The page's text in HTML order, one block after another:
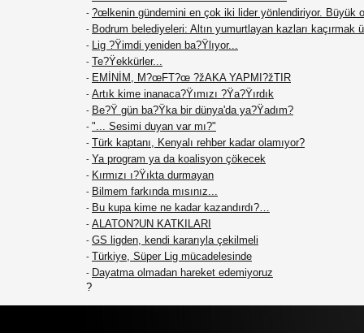
- ?œlkenin gündemini en çok iki lider yönlendiriyor. Büyük
- Bodrum belediyeleri: Altın yumurtlayan kazları kaçırmak
- Lig ?Ÿimdi yeniden ba?Ÿlıyor...
- Te?Ÿekkürler...
- EMİNİM, M?œFT?œ ?žAKA YAPMI?žTIR
- Artık kime inanaca?Ÿımızı ?Ÿa?Ÿırdık
- Be?Ÿ gün ba?Ÿka bir dünya'da ya?Ÿadım?
- "... Sesimi duyan var mı?"
- Türk kaptanı, Kenyalı rehber kadar olamıyor?
- Ya program ya da koalisyon çökecek
- Kırmızı ı?Ÿıkta durmayan
- Bilmem farkında mısınız...
- Bu kupa kime ne kadar kazandırdı?…
- ALATON?UN KATKILARI
- GS ligden, kendi kararıyla çekilmeli
- Türkiye, Süper Lig mücadelesinde
- Dayatma olmadan hareket edemiyoruz
?